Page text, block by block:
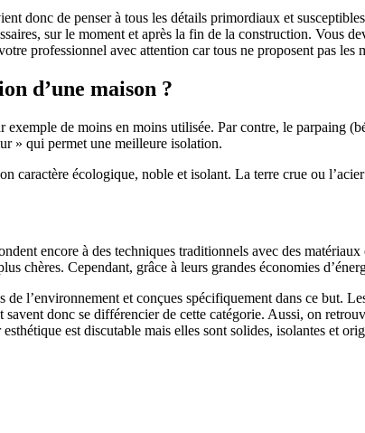
donc de penser à tous les détails primordiaux et
sur le moment et après la fin de la construction. Vous
professionnel avec attention car tous ne proposent pas les
d’une maison ?
de moins en moins utilisée. Par contre, le parpaing
» qui permet une meilleure isolation.
caractère écologique, noble et isolant. La terre crue ou
encore à des techniques traditionnels avec des
chères. Cependant, grâce à leurs grandes économies
l’environnement et conçues spécifiquement dans ce but.
donc se différencier de cette catégorie. Aussi, on
est discutable mais elles sont solides, isolantes et